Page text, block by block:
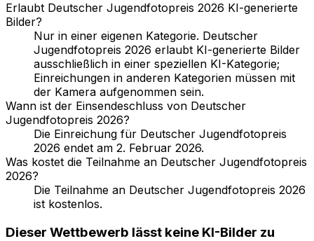
Erlaubt Deutscher Jugendfotopreis 2026 KI-generierte
Bilder?
Nur in einer eigenen Kategorie. Deutscher
Jugendfotopreis 2026 erlaubt KI-generierte Bilder
ausschließlich in einer speziellen KI-Kategorie;
Einreichungen in anderen Kategorien müssen mit
der Kamera aufgenommen sein.
Wann ist der Einsendeschluss von Deutscher
Jugendfotopreis 2026?
Die Einreichung für Deutscher Jugendfotopreis
2026 endet am 2. Februar 2026.
Was kostet die Teilnahme an Deutscher Jugendfotopreis
2026?
Die Teilnahme an Deutscher Jugendfotopreis 2026
ist kostenlos.
Dieser Wettbewerb lässt keine KI-Bilder zu